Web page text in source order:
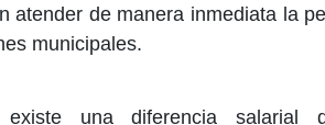
atender de manera inmediata la
municipales.
una diferencia salarial